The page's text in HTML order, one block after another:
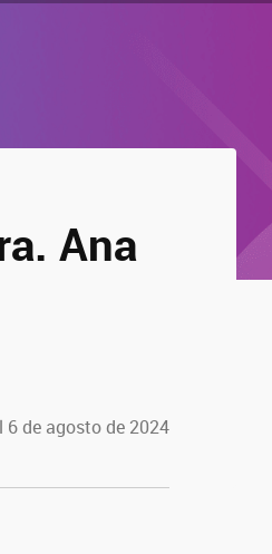
Ana
6 de agosto de 2024